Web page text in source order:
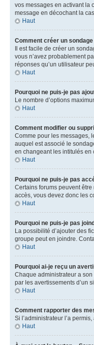
vos messages en activant la
message en décochant la
Haut
Comment créer un sondage
Il est facile de créer un
vous n’avez probablement
réponses qu’un utilisateur
Haut
Pourquoi ne puis-je pas
Le nombre d’options
Haut
Comment modifier ou
Comme pour les messages,
auquel est associé le
en changeant les intitulés en
Haut
Pourquoi ne puis-je pas
Certains forums peuvent
accès, vous devez donc les
Haut
Pourquoi ne puis-je pas
La possibilité d’ajouter des
groupe peut en joindre.
Haut
Pourquoi ai-je reçu un
Chaque administrateur a
par les avertissements d’un
Haut
Comment rapporter des
Si l’administrateur l’a
Haut